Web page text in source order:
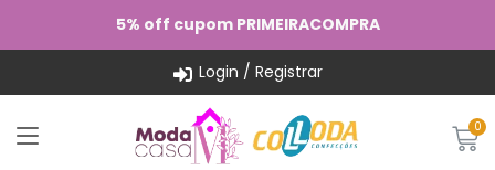
5% off cupom PRIMEIRACOMPRA
Login / Registrar